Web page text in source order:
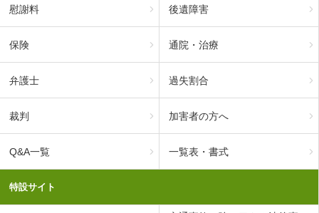
慰謝料 後遺障害
保険 通院・治療
弁護士 過失割合
裁判 加害者の方へ
Q&A一覧 一覧表・書式
特設サイト